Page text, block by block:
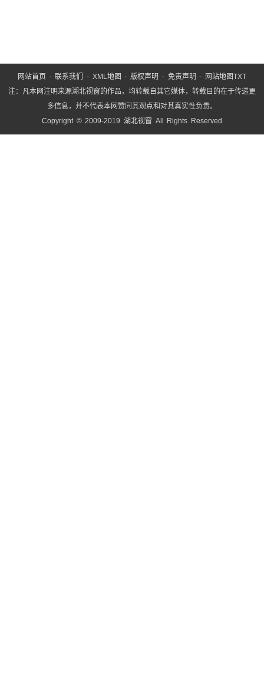
网站首页 -联系我们 - XML地图 -版权声明 - 免责声明 - 网站地图TXT
注：凡本网注明来源湖北视窗的作品，均转载自其它媒体，转载目的在于传递更
多信息，并不代表本网赞同其观点和对其真实性负责。
Copyright © 2009-2019 湖北视窗 All Rights Reserved